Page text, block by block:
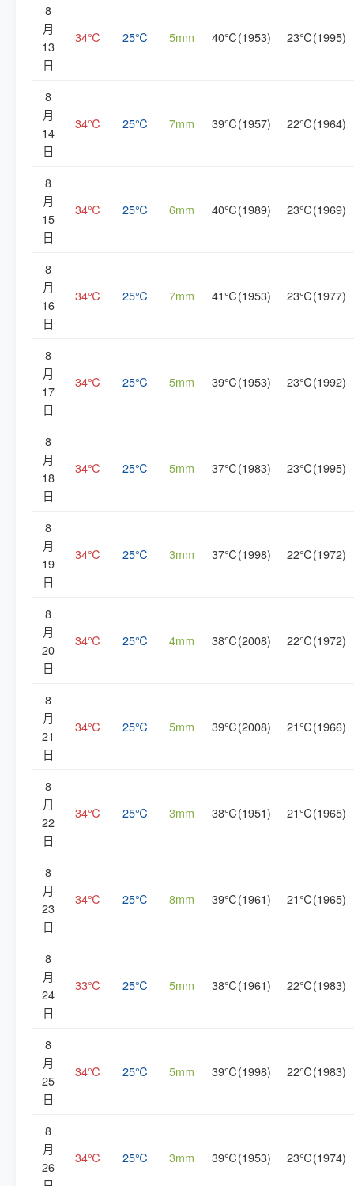
8
月
13
日
34℃ 25℃ 5mm 40℃(1953) 23℃(1995)
8
月
14
日
34℃ 25℃ 7mm 39℃(1957) 22℃(1964)
8
月
15
日
34℃ 25℃ 6mm 40℃(1989) 23℃(1969)
8
月
16
日
34℃ 25℃ 7mm 41℃(1953) 23℃(1977)
8
月
17
日
34℃ 25℃ 5mm 39℃(1953) 23℃(1992)
8
月
18
日
34℃ 25℃ 5mm 37℃(1983) 23℃(1995)
8
月
19
日
34℃ 25℃ 3mm 37℃(1998) 22℃(1972)
8
月
20
日
34℃ 25℃ 4mm 38℃(2008) 22℃(1972)
8
月
21
日
34℃ 25℃ 5mm 39℃(2008) 21℃(1966)
8
月
22
日
34℃ 25℃ 3mm 38℃(1951) 21℃(1965)
8
月
23
日
34℃ 25℃ 8mm 39℃(1961) 21℃(1965)
8
月
24
日
33℃ 25℃ 5mm 38℃(1961) 22℃(1983)
8
月
25
日
34℃ 25℃ 5mm 39℃(1998) 22℃(1983)
8
月
26
34℃ 25℃ 3mm 39℃(1953) 23℃(1974)